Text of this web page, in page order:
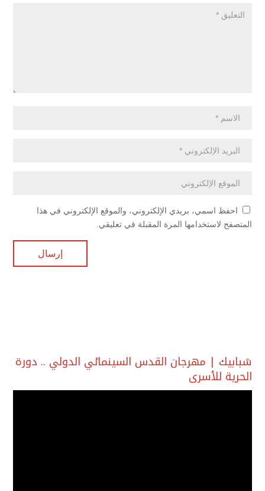
احفظ اسمي، بريدي الإلكتروني، والموقع الإلكتروني في هذا
المتصفح لاستخدامها المرة المقبلة في تعليقي.
شبابيك | مهرجان القدس السينمائي الدولي .. دورة
الحرية للأسرى